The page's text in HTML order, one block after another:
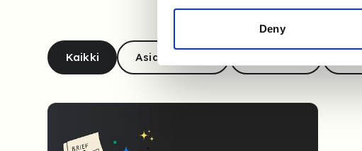
Deny
Kaikki Asiakastarina